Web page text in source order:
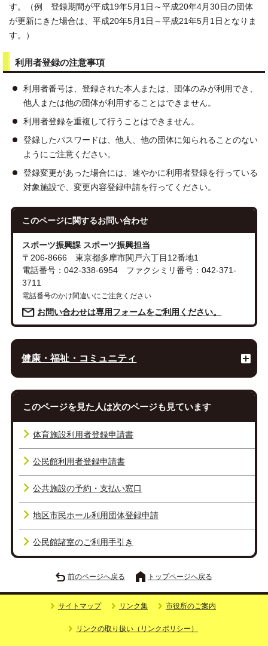
す。（例 登録期間が平成19年5月1日～平成20年4月30日の団体
が更新にきた場合は、平成20年5月1日～平成21年5月1日となりま
す。）
利用者登録の注意事項
利用者番号は、登録された本人または、団体のみが利用でき、
他人または他の団体が利用することはできません。
利用者登録を重複して行うことはできません。
登録したパスワードは、他人、他の団体に知られることのない
ようにご注意ください。
登録変更があった場合には、速やかに利用者登録を行っている
対象施設で、変更内容登録申請を行ってください。
このページに関するお問い合わせ
スポーツ振興課 スポーツ振興担当
〒206-8666 東京都多摩市関戸六丁目12番地1
電話番号：042-338-6954 ファクシミリ番号：042-371-
3711
電話番号のかけ間違いにご注意ください
お問い合わせは専用フォームをご利用ください。
健康・福祉・コミュニティ
このページを見た人は次のページも見ています
体育施設利用者登録申請書
公民館利用者登録申請書
公共施設の予約・支払い窓口
地区市民ホール利用団体登録申請
公民館諸室のご利用手引き
前のページへ戻る トップページへ戻る
サイトマップ リンク集 市役所のご案内
リンクの取り扱い（リンクポリシー）